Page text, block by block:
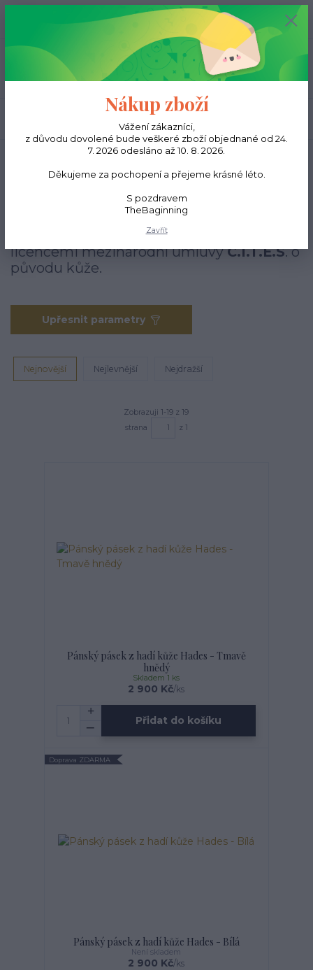
Menu
0,00 Kč
Úvod Reptiles
Reptiles
pravé
hadí kůže,
vyrobené v Itálii. Kůže výrobků je kryta
licencemi mezinárodní úmluvyC.I.T.E.S. o
původu kůže.
Upřesnit parametry
Nejnovější Nejlevnější Nejdražší
Zobrazuji 1-19 z 19
strana
z 1
Pánský pásek z hadí kůže Hades - Tmavě
hnědý
2 900 Kč/ks
Skladem 1 ks
Přidat do košíku
Doprava ZDARMA
Pánský pásek z hadí kůže Hades - Bílá
2 900 Kč/ks
Není skladem
Nákup zboží
Vážení zákazníci,
z důvodu dovolené bude veškeré zboží objednané od 24.
7. 2026 odesláno až 10. 8. 2026.
Děkujeme za pochopení a přejeme krásné léto.
S pozdravem
TheBaginning
Zavřít